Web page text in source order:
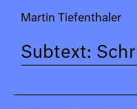
Martin Tiefenthaler
Subtext: